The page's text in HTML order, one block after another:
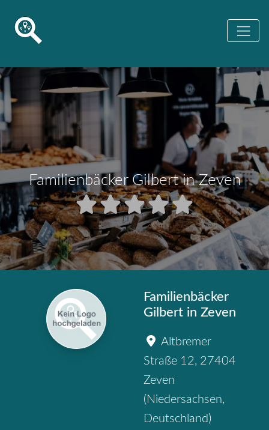
Familienbäcker Gilbert in Zeven
Familienbäcker
Gilbert in Zeven
Altbremer
Straße 12, 27404
Zeven
( Niedersachsen,
Deutschland)